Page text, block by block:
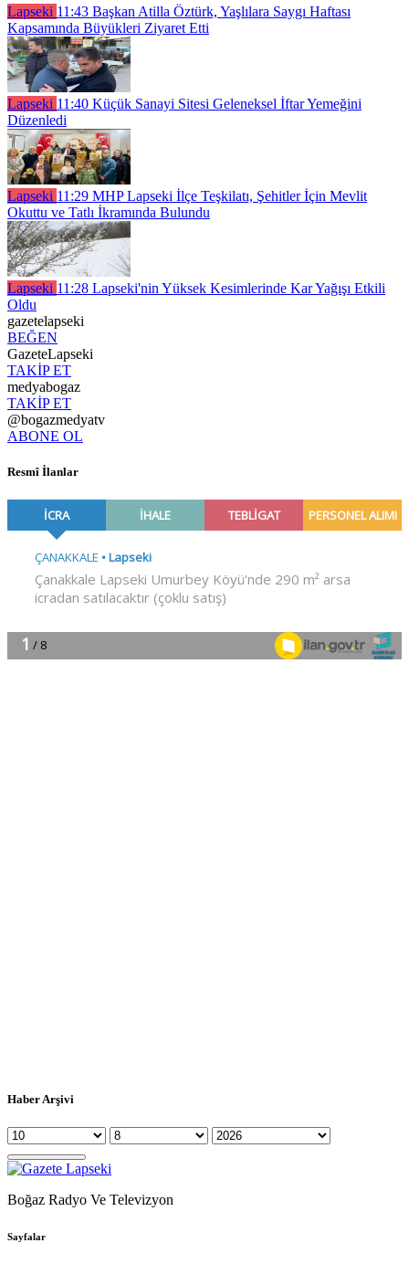
Lapseki 11:43 Başkan Atilla Öztürk, Yaşlılara Saygı Haftası
Kapsamında Büyükleri Ziyaret Etti
Lapseki 11:40 Küçük Sanayi Sitesi Geleneksel İftar Yemeğini
Düzenledi
Lapseki 11:29 MHP Lapseki İlçe Teşkilatı, Şehitler İçin Mevlit
Okuttu ve Tatlı İkramında Bulundu
Lapseki 11:28 Lapseki'nin Yüksek Kesimlerinde Kar Yağışı Etkili
Oldu
gazetelapseki
BEĞEN
GazeteLapseki
TAKİP ET
medyabogaz
TAKİP ET
@bogazmedyatv
ABONE OL
Resmî İlanlar
Haber Arşivi
Boğaz Radyo Ve Televizyon
Sayfalar